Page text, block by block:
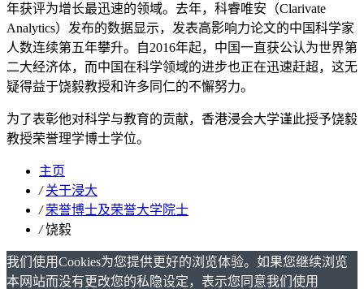
年获评为增长最迅速的领域。去年，科睿唯安（Clarivate
Analytics）发布的数据显示，发表高影响力论文的中国科学家
人数连续第五年攀升。自2016年起，中国一直获公认为世界第
二大经济体，而中国在科学领域的进步也正在迅速赶超，这无
疑得益于饶毅教授和许多同仁的不懈努力。
为了表彰他对科学与教育的贡献，香港浸会大学谨此授予饶毅
教授荣誉理学博士学位。
主页
/ 关于浸大
/ 荣誉博士及荣誉大学院士
/ 饶毅
我们使用Cookies为您提供更好的浏览体验。如果您继续浏览
本网站而没有更改您的私隐设定，表示您同意我们使用